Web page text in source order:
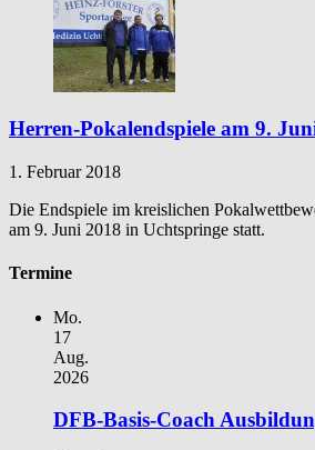
Herren-Pokalendspiele am 9.
1. Februar 2018
Die Endspiele im kreislichen
am 9. Juni 2018 in Uchtspringe statt.
Termine
Mo.
17
Aug.
2026
DFB-Basis-Coach